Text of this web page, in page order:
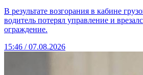
В результате возгорания в кабине
водитель потерял управление и
ограждение.
15:46 / 07.08.2026